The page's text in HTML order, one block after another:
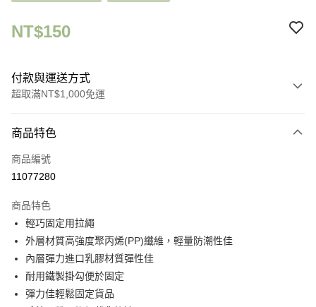
NT$150
付款與運送方式
超取滿NT$1,000免運
信用卡一次付款
超商取貨付款
Apple Pay
街口支付
悠遊付
AFTEE先享後付
商品特色
商品編號
11077280
商品特色
輕巧固定用拉繩
外層材質高強度聚丙烯(PP)纖維，輕量防潮性佳
內層彈力進口乳膠材質彈性佳
耐用鐵製掛勾便於固定
彈力佳輕鬆固定貨品